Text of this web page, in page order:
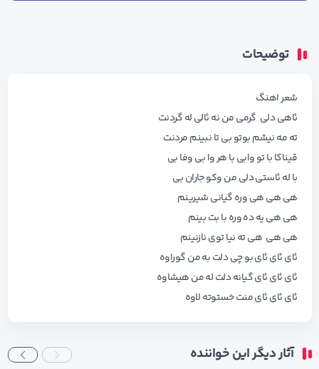
توضیحات
شعر اهنگ
ئاهی دلی گرمی من نه ئالی له گردنت
ته مه نیشم بوتو بی تا نبینم مردنت
قیناکا با تو وابی با هر وا بی وفا بی
با له ئاستی دلی من وکو جاران بی
هی هی هی وره گیانی شیرینم
هی هی یه ده وره با بت بینم
هی هی هی ته نیا توی نازنینم
ئای ئای ئای بو چی دلت به من گوراوه
ئای ئای ئای گیانه دلت له من هیشاوه
ئای ئای ئای منت خستوته لاوه
آثار دیگر این خواننده